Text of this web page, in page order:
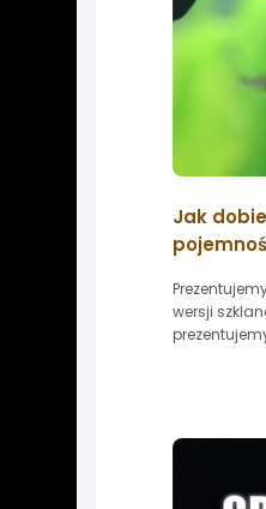
Jak
wersji